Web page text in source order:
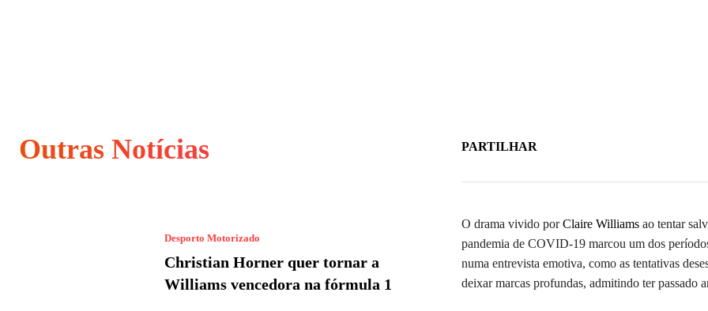
Outras Notícias
Desporto Motorizado
Christian Horner quer tornar a
Williams vencedora na fórmula 1
PARTILHAR
O drama vivido porClaire Williams ao tentar
pandemia de COVID-19 marcou um dos
numa entrevista emotiva, como as tentativas
deixar marcas profundas, admitindo ter passado